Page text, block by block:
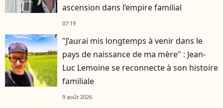
ascension dans l’empire familial
07:19
"J’aurai mis longtemps à venir dans le
pays de naissance de ma mère" : Jean-
Luc Lemoine se reconnecte à son histoire
familiale
9 août 2026